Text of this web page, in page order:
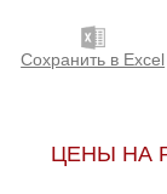
Сохранить в Excel
ЦЕНЫ НА